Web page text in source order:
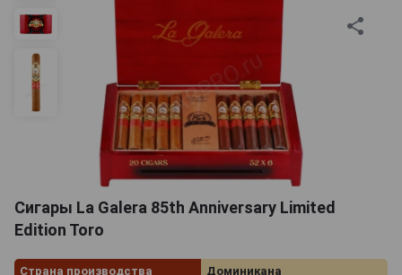
Сигары La Galera 85th Anniversary Limited
Edition Toro
Страна производства
Доминикана